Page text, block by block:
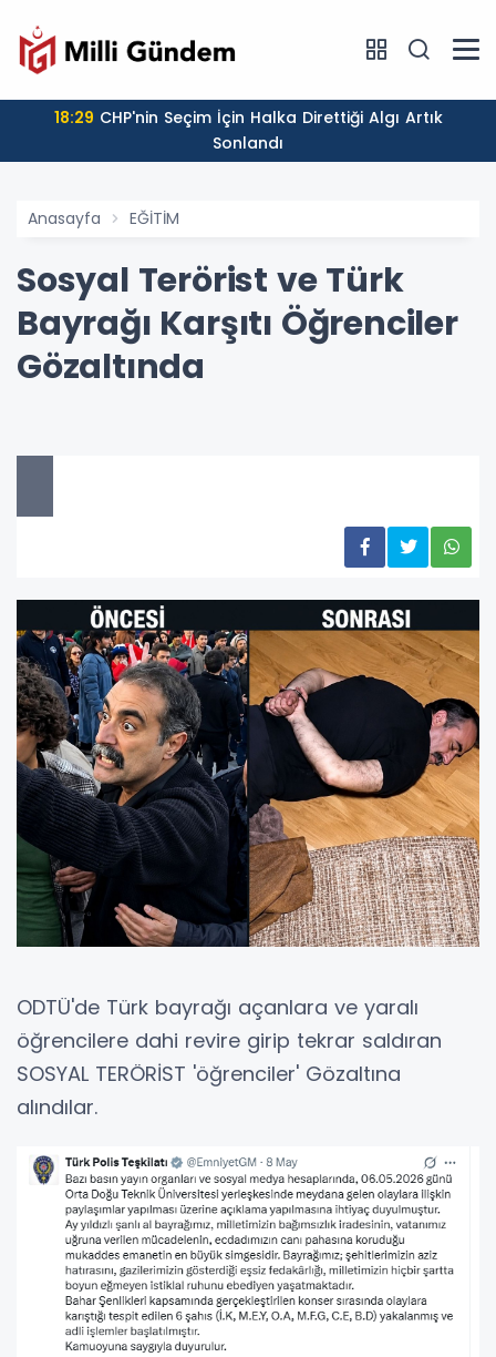
18:29
Sonlandı
Anasayfa EĞİTİM
Sosyal Terörist ve Türk
Bayrağı Karşıtı Öğrenciler
Gözaltında
ODTÜ'de Türk bayrağı açanlara ve yaralı
öğrencilere dahi revire girip tekrar saldıran
SOSYAL TERÖRİST 'öğrenciler' Gözaltına
alındılar.